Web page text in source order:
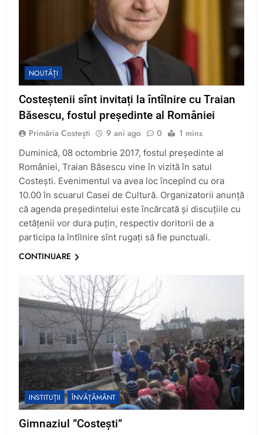
NOUTĂȚI
Costeștenii sînt invitați la întîlnire cu Traian
Băsescu, fostul președinte al României
Primăria Costești 9 ani ago 0 1 mins
Duminică, 08 octombrie 2017, fostul președinte al
României, Traian Băsescu vine în vizită în satul
Costești. Evenimentul va avea loc începînd cu ora
10.00 în scuarul Casei de Cultură. Organizatorii anunță
că agenda președintelui este încărcată și discuțiile cu
cetățenii vor dura puțin, respectiv doritorii de a
participa la întîlnire sînt rugați să fie punctuali.
CONTINUARE
INSTITUȚII ÎNVĂȚĂMÂNT
Gimnaziul ”Costești”